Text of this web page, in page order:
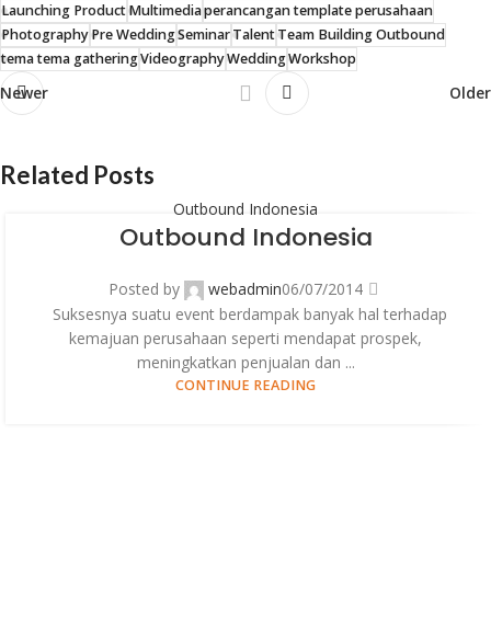
Launching ProductMultimediaperancangan template perusahaan
PhotographyPre WeddingSeminarTalentTeam Building Outbound
tema tema gatheringVideographyWeddingWorkshop
Newer Older
Related Posts
Outbound Indonesia
Outbound Indonesia
Posted by webadmin06/07/2014
Suksesnya suatu event berdampak banyak hal terhadap
kemajuan perusahaan seperti mendapat prospek,
meningkatkan penjualan dan ...
CONTINUE READING